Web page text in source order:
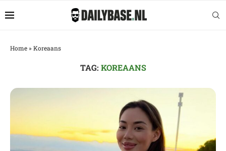
Home» Koreaans
TAG: KOREAANS